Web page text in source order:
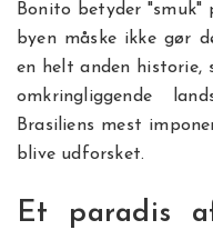
Bonito betyder "smuk"
byen måske ikke gør
en helt anden historie,
omkringliggende
Brasiliens mest
blive udforsket.
Et paradis